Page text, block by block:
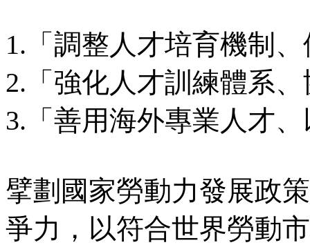
1.「調整人才培育機制
2.「強化人才訓練體系
3.「善用海外專業人才
擘劃國家勞動力發展政
爭力，以符合世界勞動